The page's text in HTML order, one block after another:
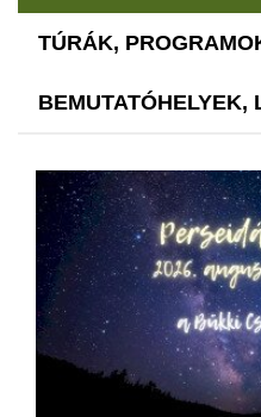
TÚRÁK,
BEMUTATÓHELYEK,